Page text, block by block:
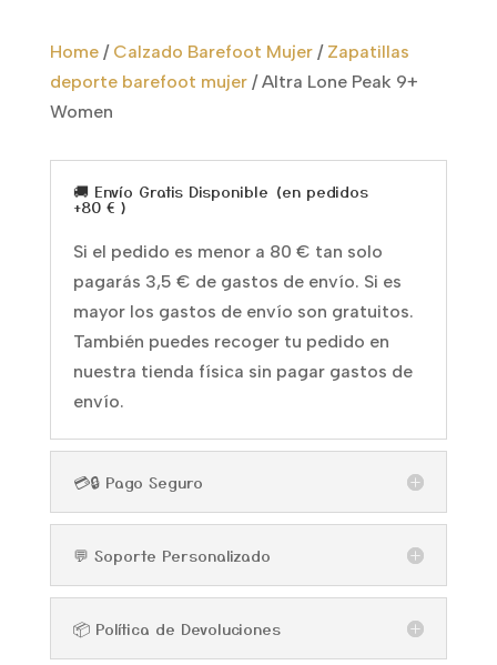
Home/ Calzado Barefoot Mujer/ Zapatillas
deporte barefoot mujer/Altra Lone Peak 9+
Women
🚚 Envío Gratis Disponible (en pedidos
+80 € )
Si el pedido es menor a 80 € tan solo
pagarás 3,5 € de gastos de envío. Si es
mayor los gastos de envío son gratuitos.
También puedes recoger tu pedido en
nuestra tienda física sin pagar gastos de
envío.
💳🔒 Pago Seguro
💬 Soporte Personalizado
📦 Política de Devoluciones